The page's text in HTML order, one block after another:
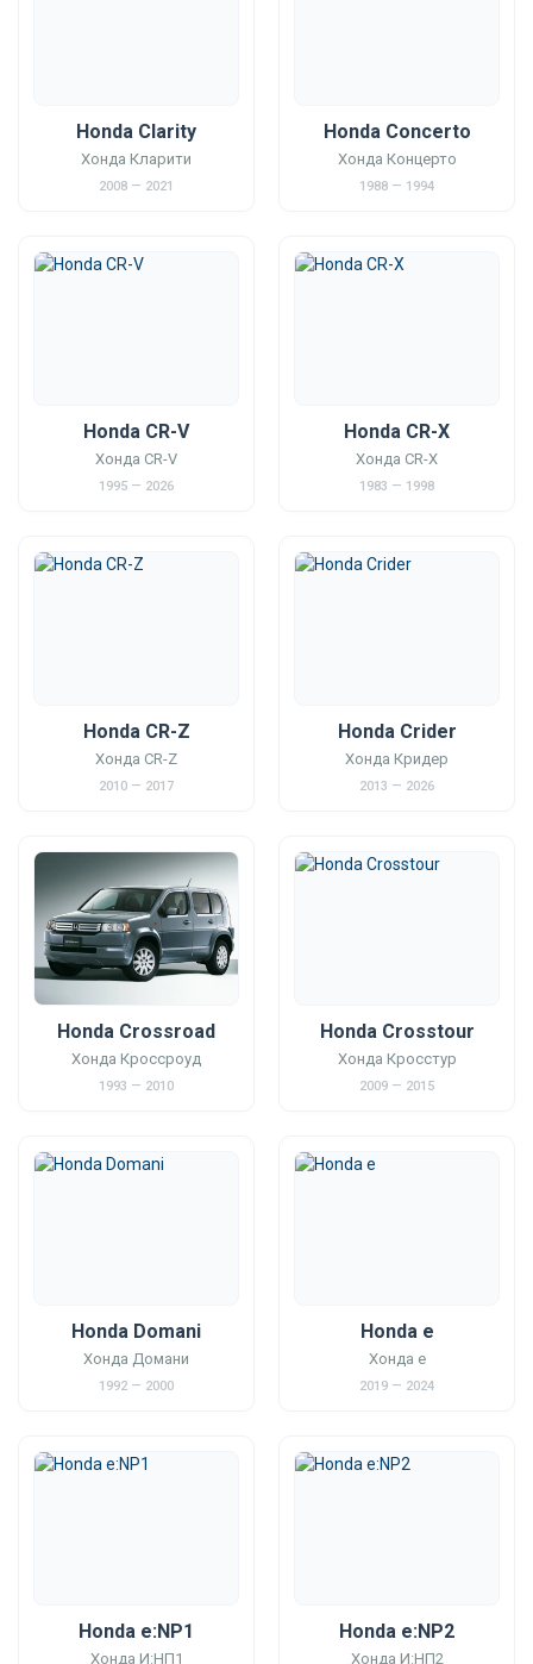
Honda Clarity
Хонда Кларити
2008 — 2021
Honda Concerto
Хонда Концерто
1988 — 1994
Honda CR-V
Хонда CR-V
1995 — 2026
Honda CR-X
Хонда CR-X
1983 — 1998
Honda CR-Z
Хонда CR-Z
2010 — 2017
Honda Crider
Хонда Кридер
2013 — 2026
Honda Crossroad
Хонда Кроссроуд
1993 — 2010
Honda Crosstour
Хонда Кросстур
2009 — 2015
Honda Domani
Хонда Домани
1992 — 2000
Honda e
Хонда е
2019 — 2024
Honda e:NP1
Хонда И:НП1
Honda e:NP2
Хонда И:НП2